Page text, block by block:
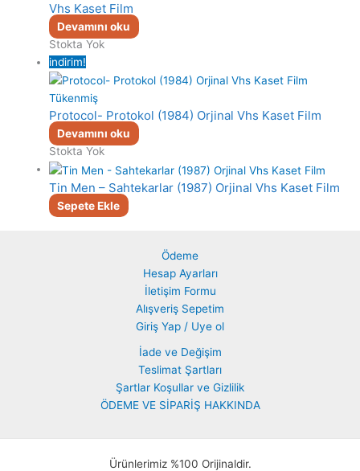
Vhs Kaset Film
Devamını oku
Stokta Yok
indirim!
Tükenmiş
Protocol- Protokol (1984) Orjinal Vhs Kaset Film
Devamını oku
Stokta Yok
Tin Men – Sahtekarlar (1987) Orjinal Vhs Kaset Film
Sepete Ekle
Ödeme
Hesap Ayarları
İletişim Formu
Alışveriş Sepetim
Giriş Yap / Uye ol
İade ve Değişim
Teslimat Şartları
Şartlar Koşullar ve Gizlilik
ÖDEME VE SİPARİŞ HAKKINDA
Ürünlerimiz %100 Orijinaldir.